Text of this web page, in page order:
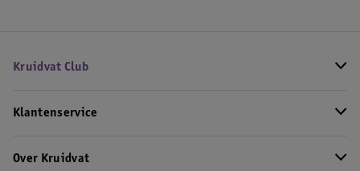
Kruidvat Club
Klantenservice
Over Kruidvat